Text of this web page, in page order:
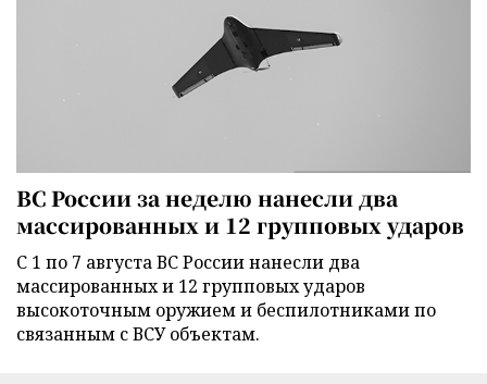
ВС России за неделю нанесли два
массированных и 12 групповых ударов
С 1 по 7 августа ВС России нанесли два
массированных и 12 групповых ударов
высокоточным оружием и беспилотниками по
связанным с ВСУ объектам.